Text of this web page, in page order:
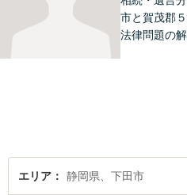
市と賀茂郡
法律問題の
エリア 静岡県、下田市